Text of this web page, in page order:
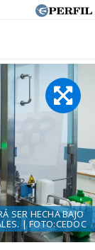
SER HECHA BAJO
| FOTO:CEDOC